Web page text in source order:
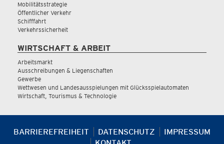
Mobilitätsstrategie
Öffentlicher Verkehr
Schifffahrt
Verkehrssicherheit
WIRTSCHAFT & ARBEIT
Arbeitsmarkt
Ausschreibungen & Liegenschaften
Gewerbe
Wettwesen und Landesausspielungen mit Glücksspielautomaten
Wirtschaft, Tourismus & Technologie
BARRIEREFREIHEIT DATENSCHUTZ
IMPRESSUM